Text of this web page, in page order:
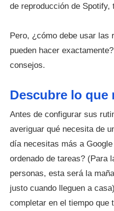
de reproducción de Spotify,
Pero, ¿cómo debe usar las
pueden hacer
consejos.
Descubre lo que
Antes de configurar sus
averiguar qué necesita de
día necesitas más a
ordenado de tareas? (Para
personas, esta será la
justo cuando lleguen a
completar en el tiempo que